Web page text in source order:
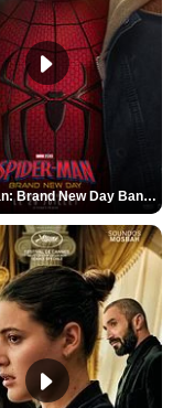
Spider-Man: Brand New Day Bande-annonce VO STFR